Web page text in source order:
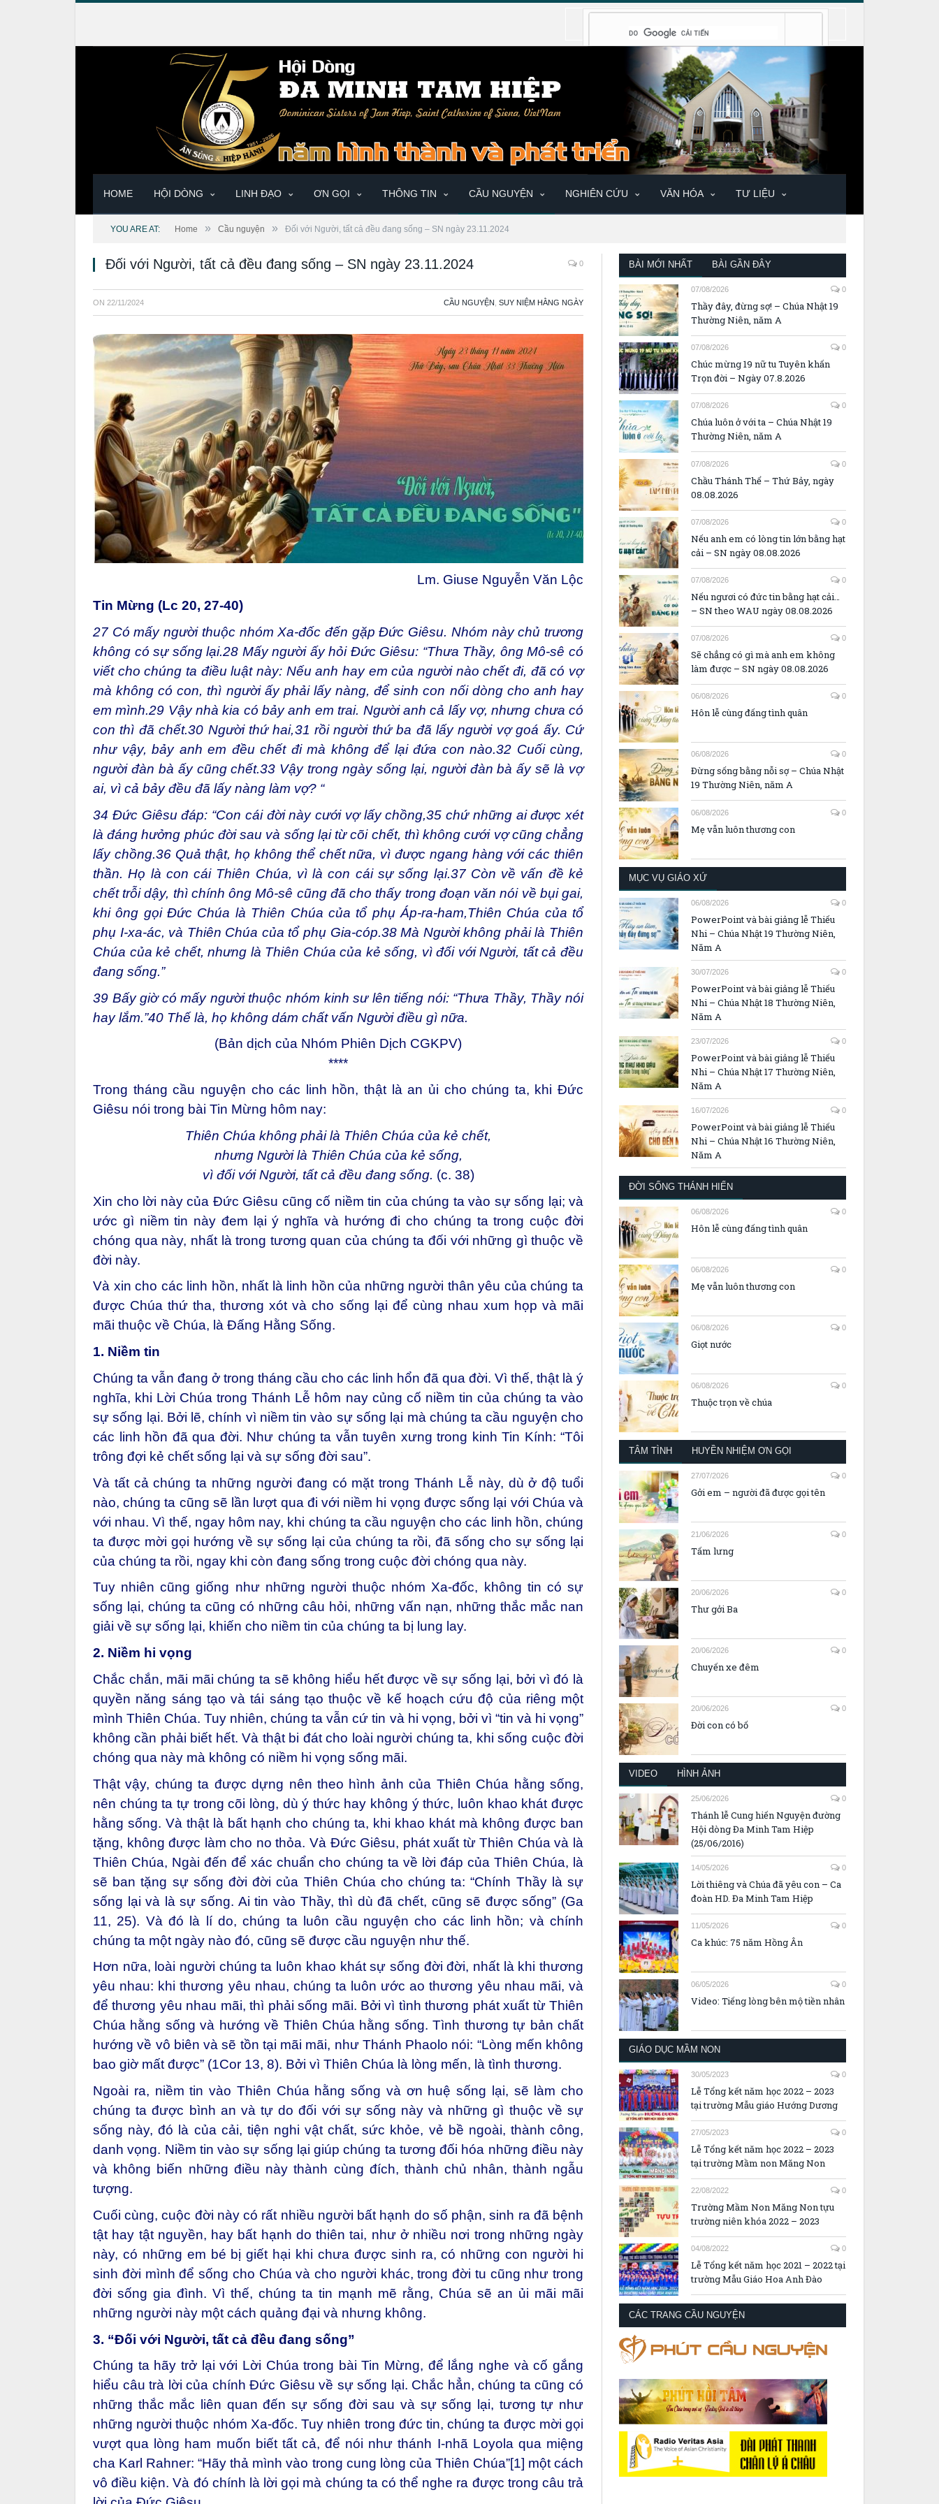
HOME HỘI DÒNG LINH ĐẠO ƠN GỌI THÔNG TIN CẦU NGUYỆN NGHIÊN CỨU VĂN HÓA TƯ LIỆU
YOU ARE AT: Home » Cầu nguyện » Đối với Người, tất cả đều đang sống – SN ngày 23.11.2024
Đối với Người, tất cả đều đang sống – SN ngày 23.11.2024 0
ON 22/11/2024 CẦU NGUYỆN SUY NIỆM HẰNG NGÀY
Lm. Giuse Nguyễn Văn Lộc
Tin Mừng (Lc 20, 27-40)
27 Có mấy người thuộc nhóm Xa-đốc đến gặp Đức Giêsu. Nhóm này chủ trương
không có sự sống lại.28 Mấy người ấy hỏi Đức Giêsu: “Thưa Thầy, ông Mô-sê có
viết cho chúng ta điều luật này: Nếu anh hay em của người nào chết đi, đã có vợ
mà không có con, thì người ấy phải lấy nàng, để sinh con nối dòng cho anh hay
em mình.29 Vậy nhà kia có bảy anh em trai. Người anh cả lấy vợ, nhưng chưa có
con thì đã chết.30 Người thứ hai,31 rồi người thứ ba đã lấy người vợ goá ấy. Cứ
như vậy, bảy anh em đều chết đi mà không để lại đứa con nào.32 Cuối cùng,
người đàn bà ấy cũng chết.33 Vậy trong ngày sống lại, người đàn bà ấy sẽ là vợ
ai, vì cả bảy đều đã lấy nàng làm vợ? “
34 Đức Giêsu đáp: “Con cái đời này cưới vợ lấy chồng,35 chứ những ai được xét
là đáng hưởng phúc đời sau và sống lại từ cõi chết, thì không cưới vợ cũng chẳng
lấy chồng.36Quả thật, họ không thể chết nữa, vì được ngang hàng với các thiên
thần. Họ là con cái Thiên Chúa, vì là con cái sự sống lại.37Còn về vấn đề kẻ
chết trỗi dậy, thì chính ông Mô-sê cũng đã cho thấy trong đoạn văn nói về bụi gai,
khi ông gọi Đức Chúa là Thiên Chúa của tổ phụ Áp-ra-ham,Thiên Chúa của tổ
phụ I-xa-ác, và Thiên Chúa của tổ phụ Gia-cóp.38Mà Người không phải là Thiên
Chúa của kẻ chết, nhưng là Thiên Chúa của kẻ sống, vì đối với Người, tất cả đều
đang sống.”
39 Bấy giờ có mấy người thuộc nhóm kinh sư lên tiếng nói: “Thưa Thầy, Thầy nói
hay lắm.”40 Thế là, họ không dám chất vấn Người điều gì nữa.
(Bản dịch của Nhóm Phiên Dịch CGKPV)
****
Trong tháng cầu nguyện cho các linh hồn, thật là an ủi cho chúng ta, khi Đức
Giêsu nói trong bài Tin Mừng hôm nay:
Thiên Chúa không phải là Thiên Chúa của kẻ chết,
nhưng Người là Thiên Chúa của kẻ sống,
vì đối với Người, tất cả đều đang sống. (c. 38)
Xin cho lời này của Đức Giêsu cũng cố niềm tin của chúng ta vào sự sống lại; và
ước gì niềm tin này đem lại ý nghĩa và hướng đi cho chúng ta trong cuộc đời
chóng qua này, nhất là trong tương quan của chúng ta đối với những gì thuộc về
đời này.
Và xin cho các linh hồn, nhất là linh hồn của những người thân yêu của chúng ta
được Chúa thứ tha, thương xót và cho sống lại để cùng nhau xum họp và mãi
mãi thuộc về Chúa, là Đấng Hằng Sống.
1. Niềm tin
Chúng ta vẫn đang ở trong tháng cầu cho các linh hổn đã qua đời. Vì thế, thật là ý
nghĩa, khi Lời Chúa trong Thánh Lễ hôm nay củng cố niềm tin của chúng ta vào
sự sống lại. Bởi lẽ, chính vì niềm tin vào sự sống lại mà chúng ta cầu nguyện cho
các linh hồn đã qua đời. Như chúng ta vẫn tuyên xưng trong kinh Tin Kính: “Tôi
trông đợi kẻ chết sống lại và sự sống đời sau”.
Và tất cả chúng ta những người đang có mặt trong Thánh Lễ này, dù ở độ tuổi
nào, chúng ta cũng sẽ lần lượt qua đi với niềm hi vọng được sống lại với Chúa và
với nhau. Vì thế, ngay hôm nay, khi chúng ta cầu nguyện cho các linh hồn, chúng
ta được mời gọi hướng về sự sống lại của chúng ta rồi, đã sống cho sự sống lại
của chúng ta rồi, ngay khi còn đang sống trong cuộc đời chóng qua này.
Tuy nhiên cũng giống như những người thuộc nhóm Xa-đốc, không tin có sự
sống lại, chúng ta cũng có những câu hỏi, những vấn nạn, những thắc mắc nan
giải về sự sống lại, khiến cho niềm tin của chúng ta bị lung lay.
2. Niềm hi vọng
Chắc chắn, mãi mãi chúng ta sẽ không hiểu hết được về sự sống lại, bởi vì đó là
quyền năng sáng tạo và tái sáng tạo thuộc về kế hoạch cứu độ của riêng một
mình Thiên Chúa. Tuy nhiên, chúng ta vẫn cứ tin và hi vọng, bởi vì “tin và hi vọng”
không cần phải biết hết. Và thật bi đát cho loài người chúng ta, khi sống cuộc đời
chóng qua này mà không có niềm hi vọng sống mãi.
Thật vậy, chúng ta được dựng nên theo hình ảnh của Thiên Chúa hằng sống,
nên chúng ta tự trong cõi lòng, dù ý thức hay không ý thức, luôn khao khát được
hằng sống. Và thật là bất hạnh cho chúng ta, khi khao khát mà không được ban
tặng, không được làm cho no thỏa. Và Đức Giêsu, phát xuất từ Thiên Chúa và là
Thiên Chúa, Ngài đến để xác chuẩn cho chúng ta về lời đáp của Thiên Chúa, là
sẽ ban tặng sự sống đời đời của Thiên Chúa cho chúng ta: “Chính Thầy là sự
sống lại và là sự sống. Ai tin vào Thầy, thì dù đã chết, cũng sẽ được sống” (Ga
11, 25). Và đó là lí do, chúng ta luôn cầu nguyện cho các linh hồn; và chính
chúng ta một ngày nào đó, cũng sẽ được cầu nguyện như thế.
Hơn nữa, loài người chúng ta luôn khao khát sự sống đời đời, nhất là khi thương
yêu nhau: khi thương yêu nhau, chúng ta luôn ước ao thương yêu nhau mãi, và
để thương yêu nhau mãi, thì phải sống mãi. Bởi vì tình thương phát xuất từ Thiên
Chúa hằng sống và hướng về Thiên Chúa hằng sống. Tình thương tự bản chất
hướng về vô biên và sẽ tồn tại mãi mãi, như Thánh Phaolo nói: “Lòng mến không
bao giờ mất được” (1Cor 13, 8). Bởi vì Thiên Chúa là lòng mến, là tình thương.
Ngoài ra, niềm tin vào Thiên Chúa hằng sống và ơn huệ sống lại, sẽ làm cho
chúng ta được bình an và tự do đối với sự sống này và những gì thuộc về sự
sống này, đó là của cải, tiện nghi vật chất, sức khỏe, vẻ bề ngoài, thành công,
danh vọng. Niềm tin vào sự sống lại giúp chúng ta tương đối hóa những điều này
và không biến những điều này thành cùng đích, thành chủ nhân, thành ngẫu
tượng.
Cuối cùng, cuộc đời này có rất nhiều người bất hạnh do số phận, sinh ra đã bệnh
tật hay tật nguyền, hay bất hạnh do thiên tai, như ở nhiều nơi trong những ngày
này, có những em bé bị giết hại khi chưa được sinh ra, có những con người hi
sinh đời mình để sống cho Chúa và cho người khác, trong đời tu cũng như trong
đời sống gia đình. Vì thế, chúng ta tin mạnh mẽ rằng, Chúa sẽ an ủi mãi mãi
những người này một cách quảng đại và nhưng không.
3. “Đối với Người, tất cả đều đang sống”
Chúng ta hãy trở lại với Lời Chúa trong bài Tin Mừng, để lắng nghe và cố gắng
hiểu câu trà lời của chính Đức Giêsu về sự sống lại. Chắc hẳn, chúng ta cũng có
những thắc mắc liên quan đến sự sống đời sau và sự sống lại, tương tự như
những người thuộc nhóm Xa-đốc. Tuy nhiên trong đức tin, chúng ta được mời gọi
vượt qua lòng ham muốn biết tất cả, để nói như thánh I-nhã Loyola qua miệng
cha Karl Rahner: “Hãy thả mình vào trong cung lòng của Thiên Chúa”[1] một cách
vô điều kiện. Và đó chính là lời gọi mà chúng ta có thể nghe ra được trong câu trả
BÀI MỚI NHẤT BÀI GẦN ĐÂY
07/08/2026 0
Thầy đây, đừng sợ! – Chúa Nhật 19
Thường Niên, năm A
07/08/2026 0
Chúc mừng 19 nữ tu Tuyên khấn
Trọn đời – Ngày 07.8.2026
07/08/2026 0
Chúa luôn ở với ta – Chúa Nhật 19
Thường Niên, năm A
07/08/2026 0
Chầu Thánh Thể – Thứ Bảy, ngày
08.08.2026
07/08/2026 0
Nếu anh em có lòng tin lớn bằng hạt
cải – SN ngày 08.08.2026
07/08/2026 0
Nếu ngươi có đức tin bằng hạt cải…
– SN theo WAU ngày 08.08.2026
07/08/2026 0
Sẽ chẳng có gì mà anh em không
làm được – SN ngày 08.08.2026
06/08/2026 0
Hôn lễ cùng đấng tình quân
06/08/2026 0
Đừng sống bằng nỗi sợ – Chúa Nhật
19 Thường Niên, năm A
06/08/2026 0
Mẹ vẫn luôn thương con
MỤC VỤ GIÁO XỨ
06/08/2026 0
PowerPoint và bài giảng lễ Thiếu
Nhi – Chúa Nhật 19 Thường Niên,
Năm A
30/07/2026 0
PowerPoint và bài giảng lễ Thiếu
Nhi – Chúa Nhật 18 Thường Niên,
Năm A
23/07/2026 0
PowerPoint và bài giảng lễ Thiếu
Nhi – Chúa Nhật 17 Thường Niên,
Năm A
16/07/2026 0
PowerPoint và bài giảng lễ Thiếu
Nhi – Chúa Nhật 16 Thường Niên,
Năm A
ĐỜI SỐNG THÁNH HIẾN
06/08/2026 0
Hôn lễ cùng đấng tình quân
06/08/2026 0
Mẹ vẫn luôn thương con
06/08/2026 0
Giọt nước
06/08/2026 0
Thuộc trọn về chúa
TÂM TÌNH HUYỀN NHIỆM ƠN GỌI
27/07/2026 0
Gởi em – người đã được gọi tên
21/06/2026 0
Tấm lưng
20/06/2026 0
Thư gởi Ba
20/06/2026 0
Chuyến xe đêm
20/06/2026 0
Đời con có bố
VIDEO HÌNH ẢNH
25/06/2026 0
Thánh lễ Cung hiến Nguyện đường
Hội dòng Đa Minh Tam Hiệp
(25/06/2016)
14/05/2026 0
Lời thiêng và Chúa đã yêu con – Ca
đoàn HD. Đa Minh Tam Hiệp
11/05/2026 0
Ca khúc: 75 năm Hồng Ân
06/05/2026 0
Video: Tiếng lòng bên mộ tiền nhân
GIÁO DỤC MẦM NON
30/05/2023 0
Lễ Tổng kết năm học 2022 – 2023
tại trường Mẫu giáo Hướng Dương
27/05/2023 0
Lễ Tổng kết năm học 2022 – 2023
tại trường Mầm non Măng Non
22/08/2022 0
Trường Mầm Non Măng Non tựu
trường niên khóa 2022 – 2023
04/08/2022 0
Lễ Tổng kết năm học 2021 – 2022 tại
trường Mẫu Giáo Hoa Anh Đào
CÁC TRANG CẦU NGUYỆN